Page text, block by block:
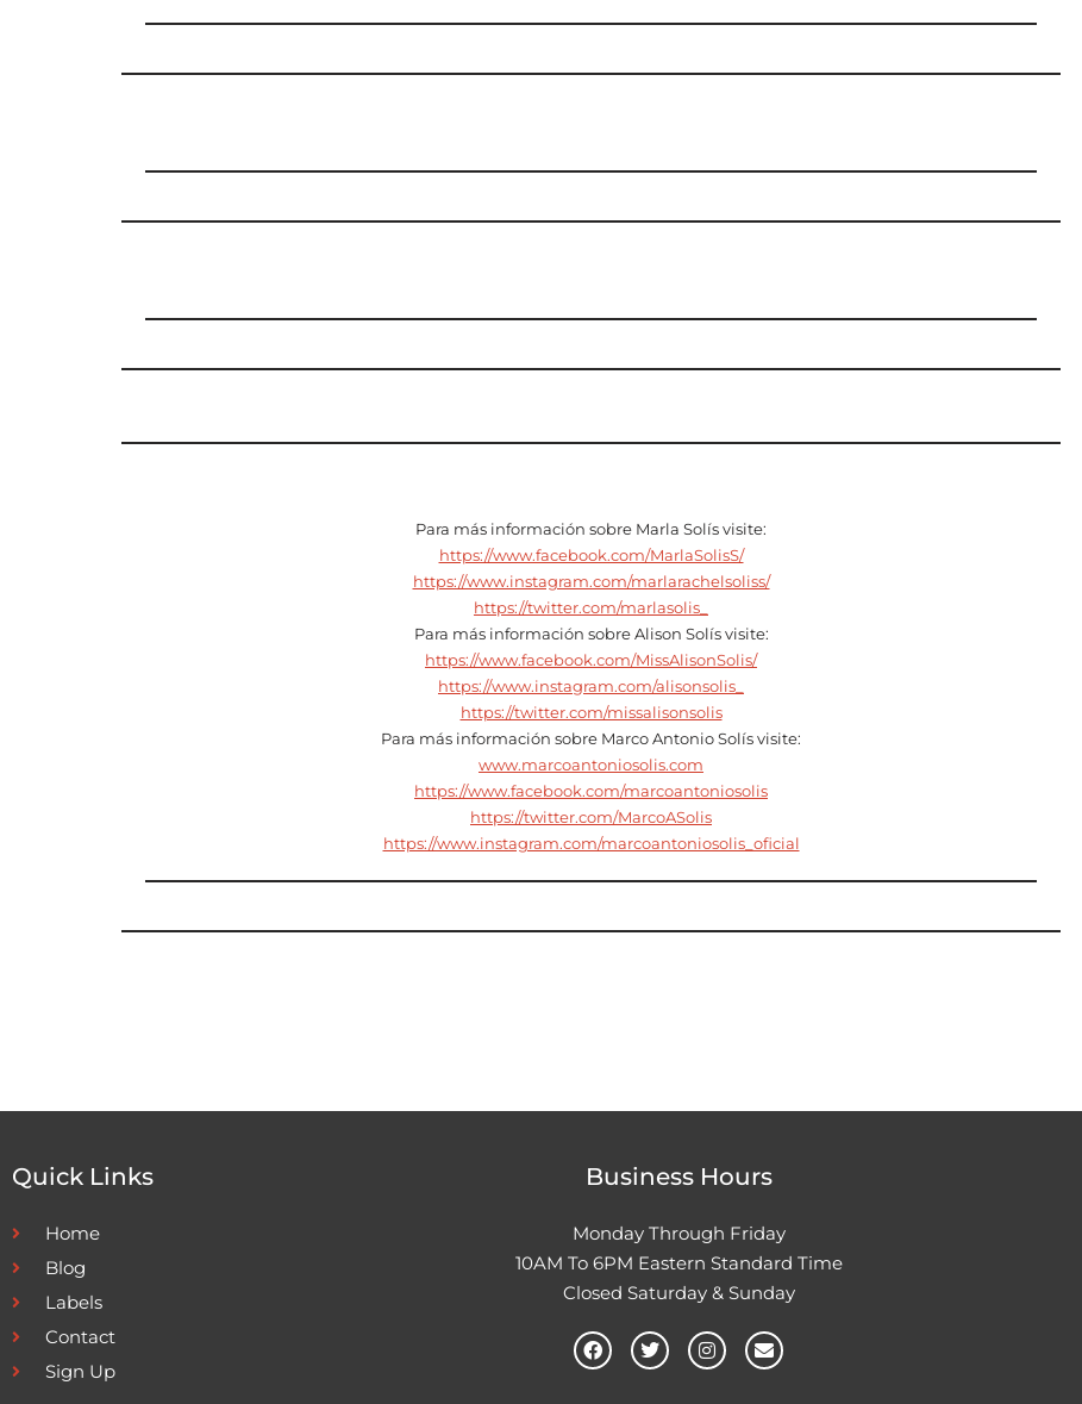
Para más información sobre Marla Solís visite:
https://www.facebook.com/MarlaSolisS/
https://www.instagram.com/marlarachelsoliss/
https://twitter.com/marlasolis_
Para más información sobre Alison Solís visite:
https://www.facebook.com/MissAlisonSolis/
https://www.instagram.com/alisonsolis_
https://twitter.com/missalisonsolis
Para más información sobre Marco Antonio Solís visite:
www.marcoantoniosolis.com
https://www.facebook.com/marcoantoniosolis
https://twitter.com/MarcoASolis
https://www.instagram.com/marcoantoniosolis_oficial
Quick Links
Home
Blog
Labels
Contact
Sign Up
Business Hours
Monday Through Friday
10AM To 6PM Eastern Standard Time
Closed Saturday & Sunday